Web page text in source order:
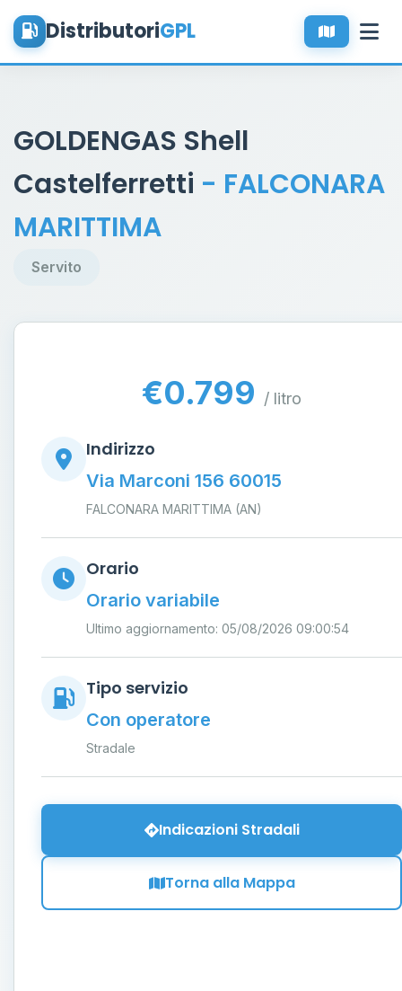
DistributoriGPL
GOLDENGAS Shell
Castelferretti - FALCONARA
MARITTIMA
Servito
€0.799 / litro
Indirizzo
Via Marconi 156 60015
FALCONARA MARITTIMA (AN)
Orario
Orario variabile
Ultimo aggiornamento: 05/08/2026 09:00:54
Tipo servizio
Con operatore
Stradale
Indicazioni Stradali
Torna alla Mappa